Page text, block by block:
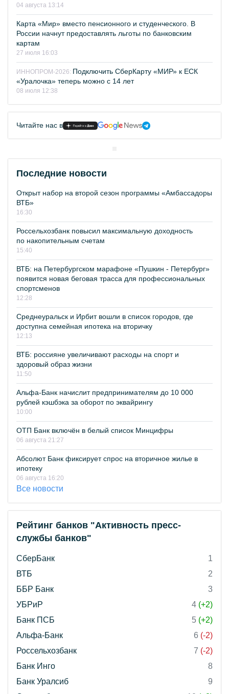
04 августа 13:14
Карта «Мир» вместо пенсионного и студенческого. В
России начнут предоставлять льготы по банковским
картам
27 июля 16:03
ИННОПРОМ-2026: Подключить СберКарту «МИР» к ЕСК
«Уралочка» теперь можно с 14 лет
08 июля 12:38
Читайте нас в
Последние новости
Открыт набор на второй сезон программы «Амбассадоры
ВТБ»
16:30
Россельхозбанк повысил максимальную доходность
по накопительным счетам
15:40
ВТБ: на Петербургском марафоне «Пушкин - Петербург»
появится новая беговая трасса для профессиональных
спортсменов
12:28
Среднеуральск и Ирбит вошли в список городов, где
доступна семейная ипотека на вторичку
12:13
ВТБ: россияне увеличивают расходы на спорт и
здоровый образ жизни
11:50
Альфа-Банк начислит предпринимателям до 10 000
рублей кэшбэка за оборот по эквайрингу
10:00
ОТП Банк включён в белый список Минцифры
06 августа 21:27
Абсолют Банк фиксирует спрос на вторичное жилье в
ипотеку
06 августа 16:20
Все новости
Рейтинг банков "Активность пресс-
службы банков"
СберБанк
1
ВТБ
2
ББР Банк
3
УБРиР
4 (+2)
Банк ПСБ
5 (+2)
Альфа-Банк
6 (-2)
Россельхозбанк
7 (-2)
Банк Инго
8
Банк Уралсиб
9